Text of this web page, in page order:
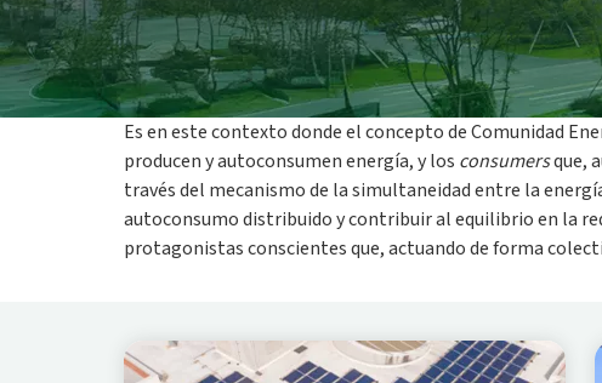
Una Comunidad Energética es una configuración de
energético activo y colaborativo. En la vida
privados, viviendas, empresas y escuelas. Gracias a
que se convierte en un bien compartido para toda la
Es en este contexto donde el concepto de Comunidad
producen y autoconsumen energía, y los consumersque,
través del mecanismo de la simultaneidad entre la
autoconsumo distribuido y contribuir al equilibrio en la
protagonistas conscientes que, actuando de forma